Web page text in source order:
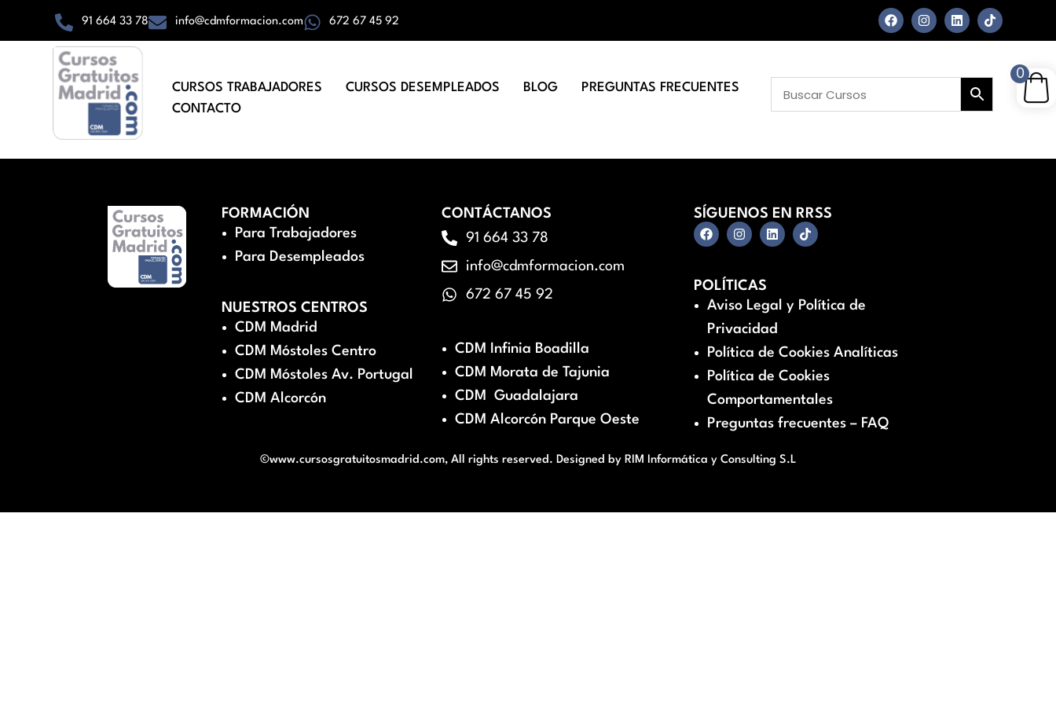
91 664 33 78 info@cdmformacion.com 672 67 45 92
CURSOS TRABAJADORES CURSOS DESEMPLEADOS BLOG
PREGUNTAS FRECUENTES
CONTACTO
FORMACIÓN
Para Trabajadores
Para Desempleados
NUESTROS CENTROS
CDM Madrid
CDM Móstoles Centro
CDM Móstoles Av. Portugal
CDM Alcorcón
CONTÁCTANOS
91 664 33 78
info@cdmformacion.com
672 67 45 92
CDM Infinia Boadilla
CDM Morata de Tajunia
CDM Guadalajara
CDM Alcorcón Parque Oeste
SÍGUENOS EN RRSS
POLÍTICAS
Aviso Legal y Política de
Privacidad
Política de Cookies Analíticas
Política de Cookies
Comportamentales
Preguntas frecuentes – FAQ
©www.cursosgratuitosmadrid.com, All rights reserved. Designed by RIM Informática y Consulting S.L
0